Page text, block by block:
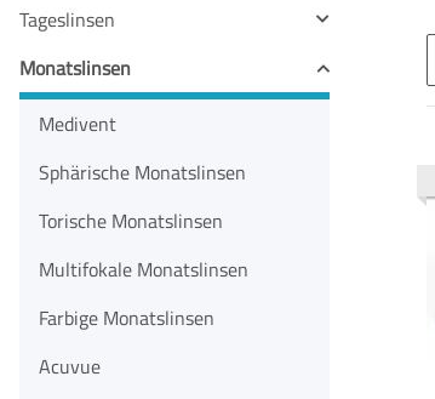
Tageslinsen
Monatslinsen
Medivent
Sphärische Monatslinsen
Torische Monatslinsen
Multifokale Monatslinsen
Farbige Monatslinsen
Acuvue